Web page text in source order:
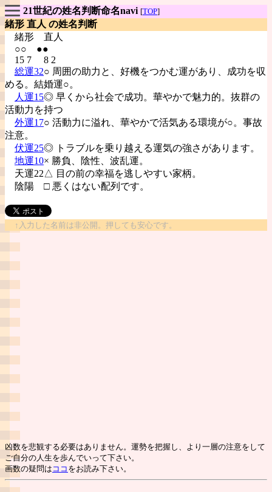
21世紀の姓名判断命名navi [TOP]
緒形 直人 の姓名判断
緒形 直人
○○ ●●
15 7 8 2
総運32○ 周囲の助力と、好機をつかむ運があり、成功を収
める。結婚運○。
人運15◎ 早くから社会で成功。華やかで魅力的。抜群の
活動力を持つ
外運17○ 活動力に溢れ、華やかで活気ある環境が○。事故
注意。
伏運25◎ トラブルを乗り越える運気の強さがあります。
地運10× 勝負、陰性、波乱運。
天運22△ 目の前の幸福を逃しやすい家柄。
陰陽 □ 悪くはない配列です。
↑入力した名前は非公開。押しても安心です。
凶数を悲観する必要はありません。運勢を把握し、より一層の注意をして
ご自分の人生を歩んでいって下さい。
画数の疑問は ココ をお読み下さい。